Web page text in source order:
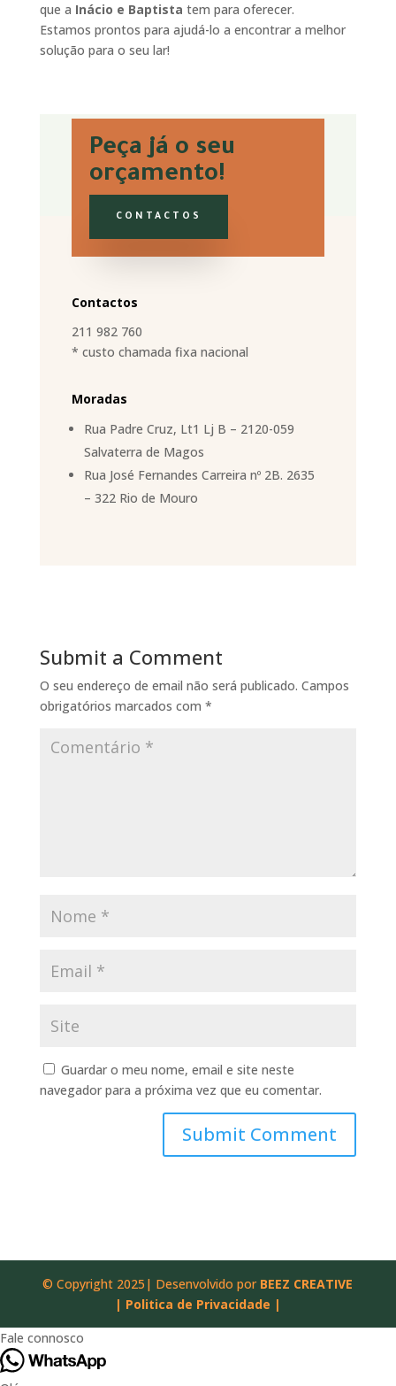
que a Inácio e Baptista tem para oferecer.
Estamos prontos para ajudá-lo a encontrar a melhor
solução para o seu lar!
Peça já o seu
orçamento!
CONTACTOS
Contactos
211 982 760
* custo chamada fixa nacional
Moradas
Rua Padre Cruz, Lt1 Lj B – 2120-059
Salvaterra de Magos
Rua José Fernandes Carreira nº 2B. 2635
– 322 Rio de Mouro
Submit a Comment
O seu endereço de email não será publicado. Campos
obrigatórios marcados com *
Guardar o meu nome, email e site neste
navegador para a próxima vez que eu comentar.
© Copyright 2025| Desenvolvido por BEEZ CREATIVE
| Politica de Privacidade |
Fale connosco